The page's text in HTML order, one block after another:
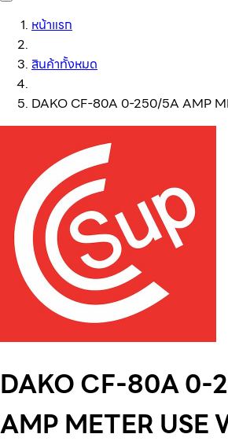
หน้าแรก
สินค้าทั้งหมด
DAKO CF-80A 0-250/5A AMP
DAKO CF-80A 0-
AMP METER USE